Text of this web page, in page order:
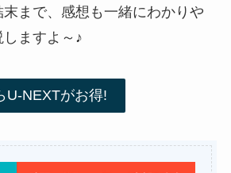
まで、感想も一緒にわかりや
ますよ～♪
U-NEXTがお得!